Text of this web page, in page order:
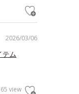
2026/03/06
テム
view